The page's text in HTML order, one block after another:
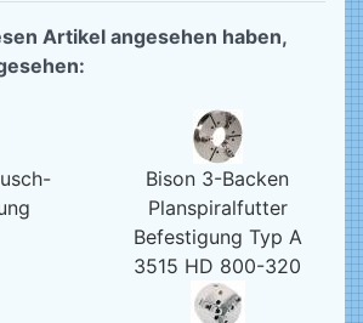
Artikel angesehen haben,
Bison 3-Backen
Planspiralfutter
Befestigung Typ A
3515 HD 800-320